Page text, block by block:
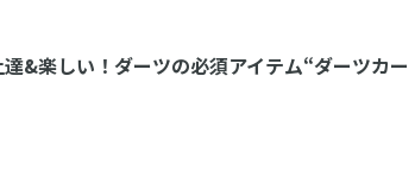
&楽しい！ダーツの必須アイテム“ダーツカー